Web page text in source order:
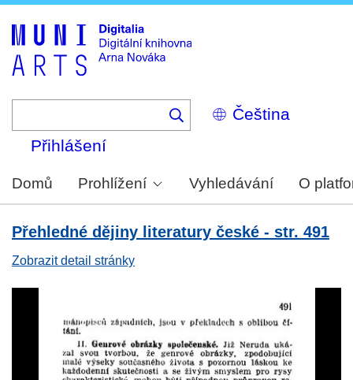
Select
your
Přihlášení
Domů Prohlížení Vyhledávání O
Přehledné dějiny literatury české - str. 491
Zobrazit detail stránky